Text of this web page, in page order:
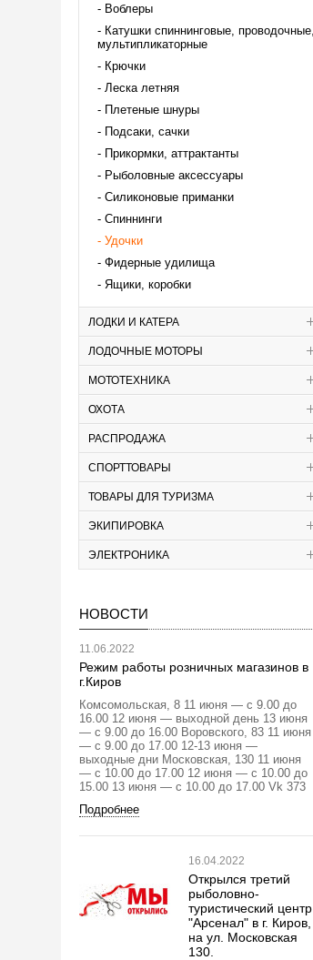
Воблеры
Катушки спиннинговые, проводочные,
мультипликаторные
Крючки
Леска летняя
Плетеные шнуры
Подсаки, сачки
Прикормки, аттрактанты
Рыболовные аксессуары
Силиконовые приманки
Спиннинги
Удочки
Фидерные удилища
Ящики, коробки
ЛОДКИ И КАТЕРА
ЛОДОЧНЫЕ МОТОРЫ
МОТОТЕХНИКА
ОХОТА
РАСПРОДАЖА
СПОРТТОВАРЫ
ТОВАРЫ ДЛЯ ТУРИЗМА
ЭКИПИРОВКА
ЭЛЕКТРОНИКА
НОВОСТИ
11.06.2022
Режим работы розничных магазинов в
г.Киров
Комсомольская, 8 11 июня — с 9.00 до
16.00 12 июня — выходной день 13 июня
— с 9.00 до 16.00 Воровского, 83 11 июня
— с 9.00 до 17.00 12-13 июня —
выходные дни Московская, 130 11 июня
— с 10.00 до 17.00 12 июня — с 10.00 до
15.00 13 июня — с 10.00 до 17.00 Vk 373
Подробнее
16.04.2022
Открылся третий
рыболовно-
туристический центр
"Арсенал" в г. Киров,
на ул. Московская
130.